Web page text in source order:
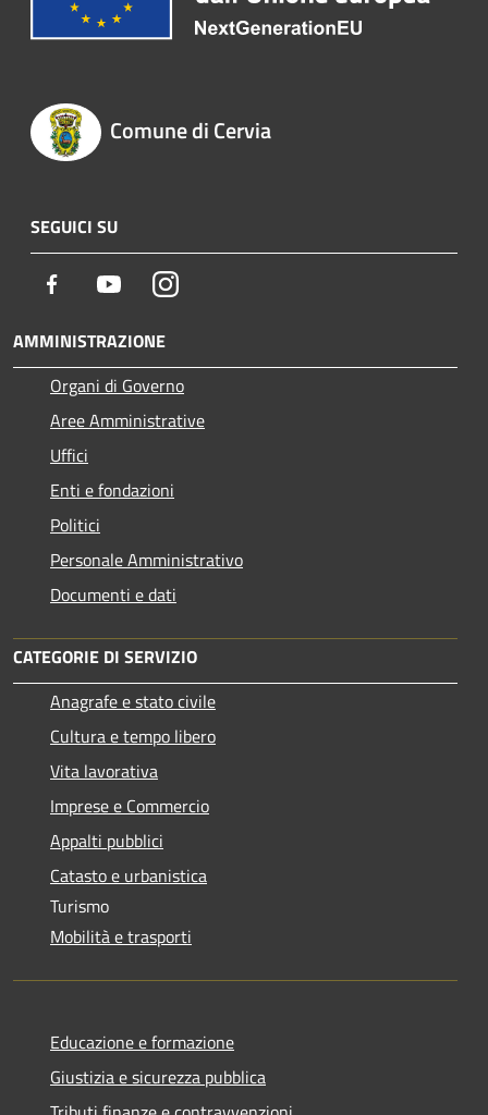
Comune di Cervia
SEGUICI SU
Facebook YoutubeInstagram
AMMINISTRAZIONE
Organi di Governo
Aree Amministrative
Uffici
Enti e fondazioni
Politici
Personale Amministrativo
Documenti e dati
CATEGORIE DI SERVIZIO
Anagrafe e stato civile
Cultura e tempo libero
Vita lavorativa
Imprese e Commercio
Appalti pubblici
Catasto e urbanistica
Turismo
Mobilità e trasporti
Educazione e formazione
Giustizia e sicurezza pubblica